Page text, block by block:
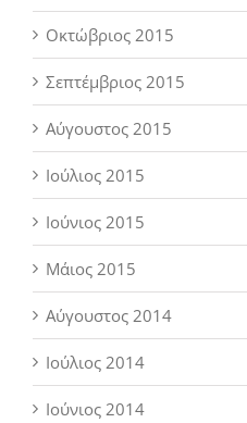
Οκτώβριος 2015
Σεπτέμβριος 2015
Αύγουστος 2015
Ιούλιος 2015
Ιούνιος 2015
Μάιος 2015
Αύγουστος 2014
Ιούλιος 2014
Ιούνιος 2014